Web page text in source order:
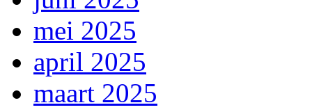
mei 2025
april 2025
maart 2025